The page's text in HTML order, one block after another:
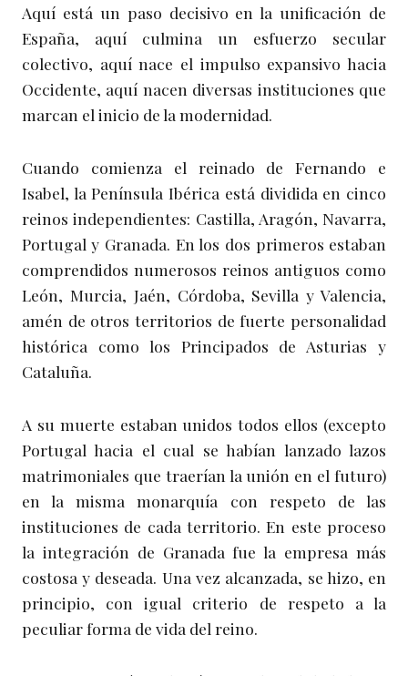
Aquí está un paso decisivo en la unificación de
España, aquí culmina un esfuerzo secular
colectivo, aquí nace el impulso expansivo hacia
Occidente, aquí nacen diversas instituciones que
marcan el inicio de la modernidad.
Cuando comienza el reinado de Fernando e
Isabel, la Península Ibérica está dividida en cinco
reinos independientes: Castilla, Aragón, Navarra,
Portugal y Granada. En los dos primeros estaban
comprendidos numerosos reinos antiguos como
León, Murcia, Jaén, Córdoba, Sevilla y Valencia,
amén de otros territorios de fuerte personalidad
histórica como los Principados de Asturias y
Cataluña.
A su muerte estaban unidos todos ellos (excepto
Portugal hacia el cual se habían lanzado lazos
matrimoniales que traerían la unión en el futuro)
en la misma monarquía con respeto de las
instituciones de cada territorio. En este proceso
la integración de Granada fue la empresa más
costosa y deseada. Una vez alcanzada, se hizo, en
principio, con igual criterio de respeto a la
peculiar forma de vida del reino.